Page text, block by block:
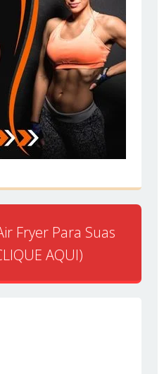
Fryer Para Suas
AQUI)